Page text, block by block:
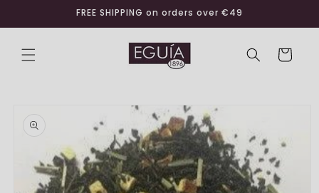
FREE SHIPPING on orders over €49
Cart
information